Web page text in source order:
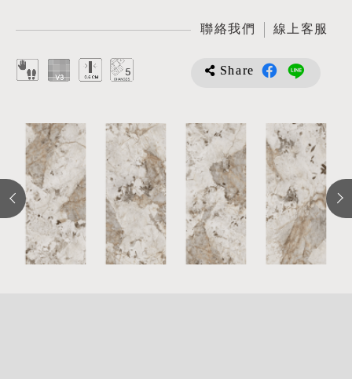
聯絡我們 線上客服
Share